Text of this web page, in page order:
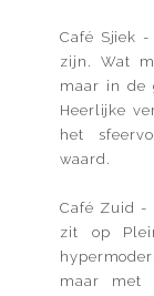
Café Sjiek
zijn. Wat
maar in de
Heerlijke
het
waard.
Café Zuid -
zit op
maar met